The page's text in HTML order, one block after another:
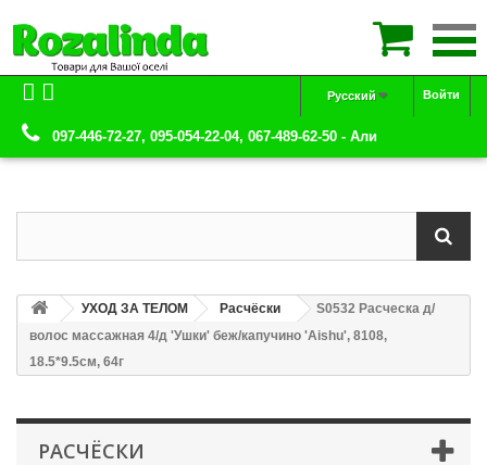
Войти
Русский
097-446-72-27, 095-054-22-04, 067-489-62-50 - Али
УХОД ЗА ТЕЛОМ Расчёски
S0532 Расческа д/
волос массажная 4/д 'Ушки' беж/капучино 'Aishu', 8108,
18.5*9.5см, 64г
РАСЧЁСКИ
